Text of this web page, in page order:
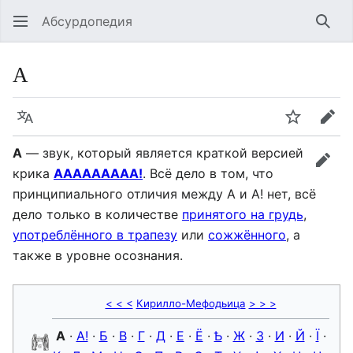
Абсурдопедия
А
Язык
А — звук, который является краткой версией
крика ААААААААА!. Всё дело в том, что
принципиального отличия между А и А! нет, всё
дело только в количестве принятого на грудь,
употреблённого в трапезу или сожжённого, а
также в уровне осознания.
< < < Кирилло-Мефодьица > > >
А· А! · Б · В· Г· Д· Е · Ё ·Ѣ· Ж· З · И · Й · Ї ·